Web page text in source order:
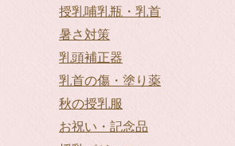
授乳哺乳瓶・乳首
暑さ対策
乳頭補正器
乳首の傷・塗り薬
秋の授乳服
お祝い・記念品